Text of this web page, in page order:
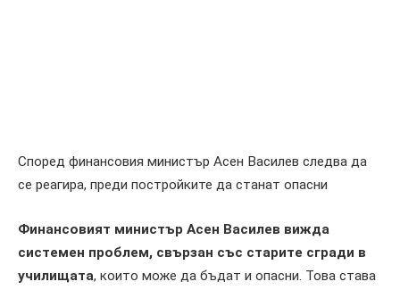
Според финансовия министър Асен Василев следва да
се реагира, преди постройките да станат опасни
Финансовият министър Асен Василев вижда
системен проблем, свързан със старите сгради в
училищата, които може да бъдат и опасни. Това става